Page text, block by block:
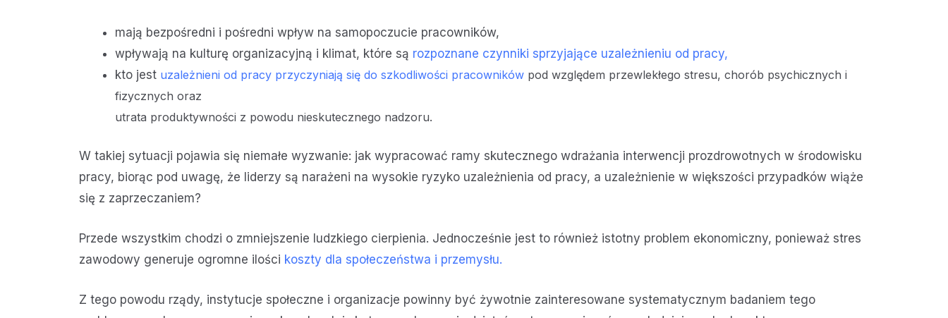
mają bezpośredni i pośredni wpływ na samopoczucie pracowników,
wpływają na kulturę organizacyjną i klimat, które są rozpoznane czynniki sprzyjające uzależnieniu od pracy,
kto jest uzależnieni od pracy przyczyniają się do szkodliwości pracowników pod względem przewlekłego stresu, chorób psychicznych i
fizycznych oraz
utrata produktywności z powodu nieskutecznego nadzoru.
W takiej sytuacji pojawia się niemałe wyzwanie: jak wypracować ramy skutecznego wdrażania interwencji prozdrowotnych w środowisku
pracy, biorąc pod uwagę, że liderzy są narażeni na wysokie ryzyko uzależnienia od pracy, a uzależnienie w większości przypadków wiąże
się z zaprzeczaniem?
Przede wszystkim chodzi o zmniejszenie ludzkiego cierpienia. Jednocześnie jest to również istotny problem ekonomiczny, ponieważ stres
zawodowy generuje ogromne ilości koszty dla społeczeństwa i przemysłu.
Z tego powodu rządy, instytucje społeczne i organizacje powinny być żywotnie zainteresowane systematycznym badaniem tego